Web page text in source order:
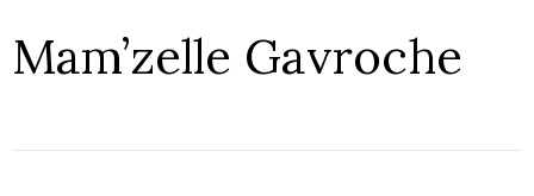
Mam’zelle Gavroche